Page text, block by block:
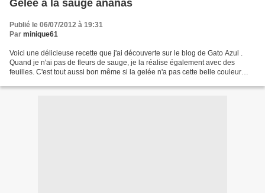
Gelée à la sauge ananas
Publié le 06/07/2012 à 19:31
Par minique61
Voici une délicieuse recette que j'ai découverte sur le blog de Gato Azul .
Quand je n'ai pas de fleurs de sauge, je la réalise également avec des
feuilles. C'est tout aussi bon même si la gelée n'a pas cette belle couleur